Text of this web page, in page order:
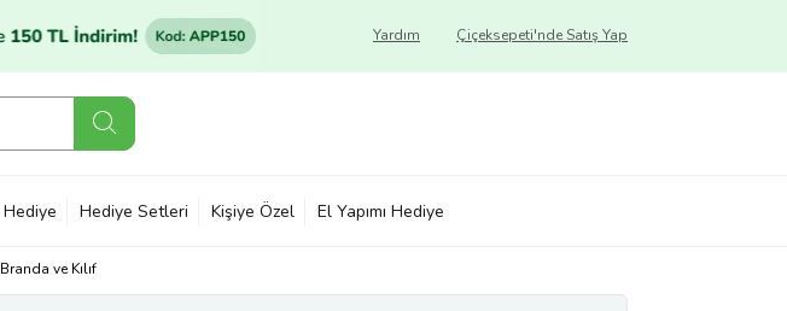
Çiçeksepeti'nde Satış Yap
Yardım
Hediye Hediye Setleri Kişiye Özel El Yapımı Hediye
Branda ve Kılıf